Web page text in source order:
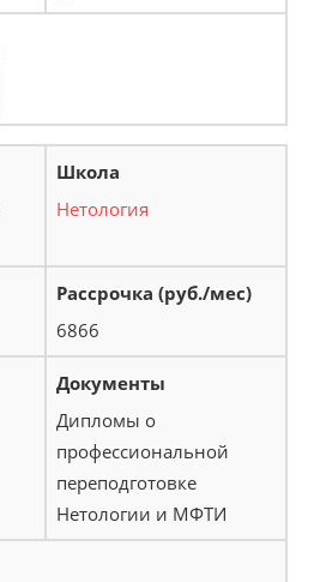
Нетология
6866
Дипломы о
профессиональной
переподготовке
Нетологии и МФТИ